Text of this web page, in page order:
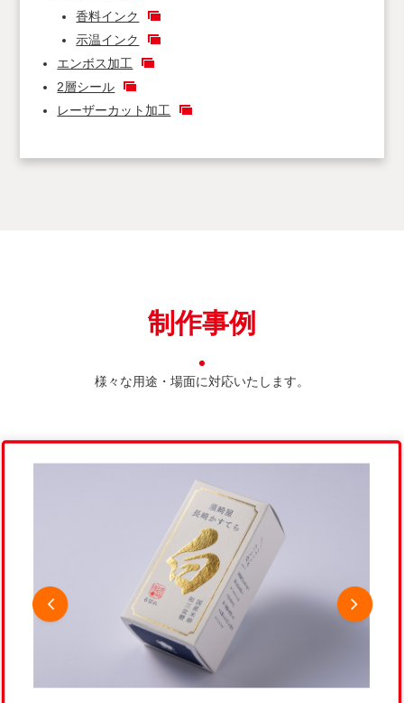
香料インク
示温インク
エンボス加工
2層シール
レーザーカット加工
制作事例
様々な用途・場面に対応いたします。